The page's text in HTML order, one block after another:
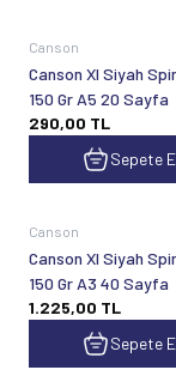
Canson
Canson Xl Siyah
150 Gr A5 20 Sayfa
290,00 TL
Sepete
Canson
Canson Xl Siyah
150 Gr A3 40 Sayfa
1.225,00 TL
Sepete